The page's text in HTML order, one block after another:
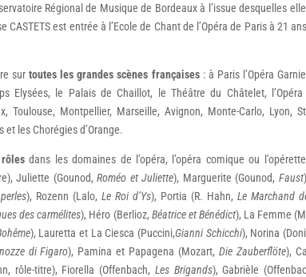
Régional de Musique de Bordeaux à l’issue desquelles
est entrée à l’Ecole de Chant de l’Opéra de Paris à 21
sur toutes les grandes scènes françaises: à Paris l’Opéra
Elysées, le Palais de Chaillot, le Théâtre du Châtelet, l’Opéra
Montpellier, Marseille, Avignon, Monte-Carlo, Lyon,
les Chorégies d’Orange.
rôlesdans les domaines de l’opéra, l’opéra comique ou
Juliette (Gounod,Roméo et Juliette), Marguerite (Gounod, Faust
), Rozenn (Lalo, Le Roi d’Ys), Portia (R. Hahn,Le Marchand
des carmélites), Héro (Berlioz, Béatrice et Bénédict), La Femme
), Lauretta et La Ciesca (Puccini,Gianni Schicchi), Norina
di Figaro), Pamina et Papagena (Mozart, Die Zauberflöte),
rôle-titre), Fiorella (Offenbach, Les Brigands), Gabrièle